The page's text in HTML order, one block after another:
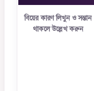
বিয়ের কারণ লিখুন ও সন্তান
থাকলে উল্লেখ করুন